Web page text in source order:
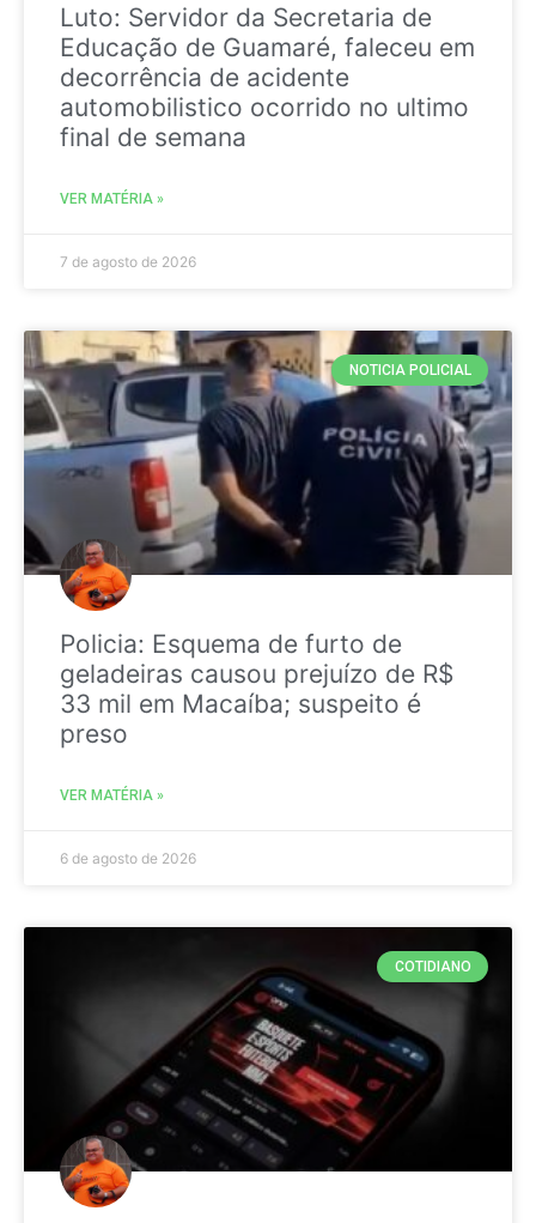
Luto: Servidor da Secretaria de
Educação de Guamaré, faleceu em
decorrência de acidente
automobilistico ocorrido no ultimo
final de semana
VER MATÉRIA »
7 de agosto de 2026
NOTICIA POLICIAL
Policia: Esquema de furto de
geladeiras causou prejuízo de R$
33 mil em Macaíba; suspeito é
preso
VER MATÉRIA »
6 de agosto de 2026
COTIDIANO